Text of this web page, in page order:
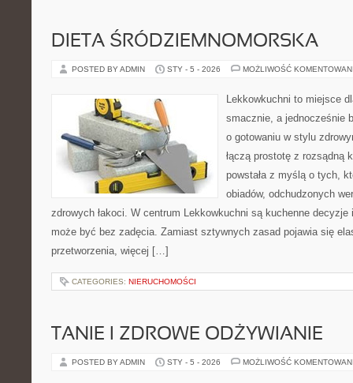
DIETA ŚRÓDZIEMNOMORSKA
POSTED BY ADMIN STY - 5 - 2026 MOŻLIWOŚĆ
Lekkowkuchni to miejsce
smacznie, a jednocześnie
o gotowaniu w stylu
łączą prostotę z rozsądną
powstała z myślą o tych,
obiadów, odchudzonych
zdrowych łakoci. W centrum Lekkowkuchni są kuchenne decyzje
może być bez zadęcia. Zamiast sztywnych zasad pojawia się
przetworzenia, więcej […]
CATEGORIES: NIERUCHOMOŚCI
TANIE I ZDROWE ODŻYWIANIE
POSTED BY ADMIN STY - 5 - 2026 MOŻLIWOŚĆ